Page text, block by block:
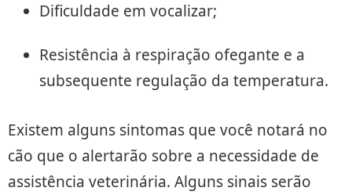
Dificuldade em vocalizar;
Resistência à respiração ofegante e a
subsequente regulação da temperatura.
Existem alguns sintomas que você notará no
cão que o alertarão sobre a necessidade de
assistência veterinária. Alguns sinais serão